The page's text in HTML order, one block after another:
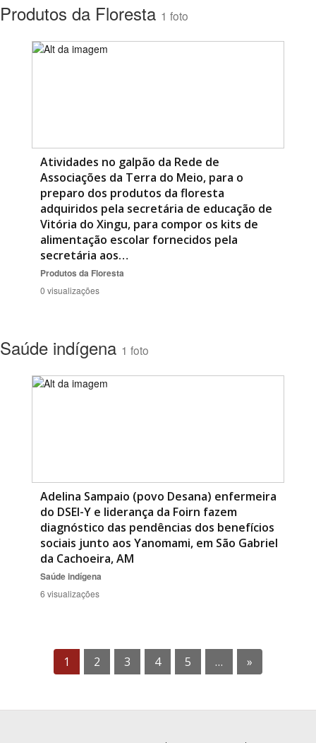
Produtos da Floresta 1 foto
Atividades no galpão da Rede de
Associações da Terra do Meio, para o
preparo dos produtos da floresta
adquiridos pela secretária de educação de
Vitória do Xingu, para compor os kits de
alimentação escolar fornecidos pela
secretária aos…
Produtos da Floresta
0 visualizações
Saúde indígena 1 foto
Adelina Sampaio (povo Desana) enfermeira
do DSEI-Y e liderança da Foirn fazem
diagnóstico das pendências dos benefícios
sociais junto aos Yanomami, em São Gabriel
da Cachoeira, AM
Saúde indígena
6 visualizações
1 2 3 4 5 … »